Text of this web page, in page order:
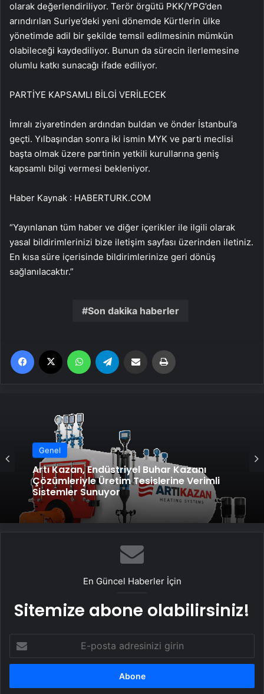
olarak değerlendiriliyor. Terör örgütü PKK/YPG’den
arındırılan Suriye’deki yeni dönemde Kürtlerin ülke
yönetimde adil bir şekilde temsil edilmesinin mümkün
olabileceği kaydediliyor. Bunun da sürecin ilerlemesine
olumlu katkı sunacağı ifade ediliyor.
PARTİYE KAPSAMLI BİLGİ VERİLECEK
İmralı ziyaretinden ardından buldan ve önder İstanbul’a
geçti. Yılbaşından sonra iki ismin MYK ve parti meclisi
başta olmak üzere partinin yetkili kurullarına geniş
kapsamlı bilgi vermesi bekleniyor.
Haber Kaynak : HABERTURK.COM
“Yayınlanan tüm haber ve diğer içerikler ile ilgili olarak
yasal bildirimlerinizi bize iletişim sayfası üzerinden iletiniz.
En kısa süre içerisinde bildirimlerinize geri dönüş
sağlanılacaktır.”
Son dakika haberler
Facebook WhatsApp Email'den paylaş
Genel
Artı Kazan, Endüstriyel Buhar Kazanı
Çözümleriyle Üretim Tesislerine Verimli
Sistemler Sunuyor
En Güncel Haberler İçin
Sitemize abone olabilirsiniz!
posta
adresinizi